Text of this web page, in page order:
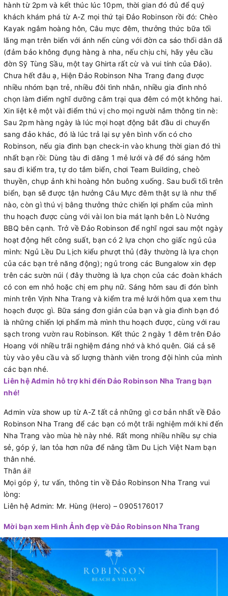
hành từ 2pm và kết thúc lúc 10pm, thời gian đó đủ để quý
khách khám phá từ A-Z mọi thứ tại Đảo Robinson rồi đó: Chèo
Kayak ngắm hoàng hôn, Câu mực đêm, thưởng thức bữa tối
lãng mạn trên biển với ánh nến cùng với đờn ca sáo thổi dân dã
(đảm bảo không đụng hàng à nha, nếu chịu chi, hãy yêu cầu
đờn Sỹ Tùng Sầu, một tay Ghirta rất cừ và vui tính của Đảo).
Chưa hết đâu ạ, Hiện Đảo Robinson Nha Trang đang được
nhiều nhóm bạn trẻ, nhiều đôi tình nhân, nhiều gia đình nhỏ
chọn làm điểm nghĩ dưỡng cắm trại qua đêm có một không hai.
Xin liệt kê một vài điểm thú vị cho mọi người nắm thông tin nè:
Sau 2pm hàng ngày là lúc mọi hoạt động bắt đầu di chuyển
sang đảo khác, đó là lúc trả lại sự yên bình vốn có cho
Robinson, nếu gia đình bạn check-in vào khung thời gian đó thì
nhất bạn rồi: Dùng tàu đi dăng 1 mẻ lưới và để đó sáng hôm
sau đi kiểm tra, tự do tắm biển, chơi Team Building, cheò
thuyền, chụp ảnh khi hoàng hôn buông xuống. Sau buổi tối trên
biển, bạn sẽ được tận hưởng Câu Mực đêm thật sự là như thế
nào, còn gì thú vị bằng thưởng thức chiến lợi phẩm của mình
thu hoạch được cùng với vài lon bia mát lạnh bên Lò Nướng
BBQ bên cạnh. Trở về Đảo Robinson để nghĩ ngơi sau một ngày
hoạt động hết công suất, bạn có 2 lựa chọn cho giấc ngủ của
mình: Ngủ Lều Du Lịch kiểu phượt thủ (đây thường là lựa chọn
của các bạn trẻ năng động); ngủ trong các Bungalow xin đẹp
trên các sườn núi ( đây thường là lựa chọn của các đoàn khách
có con em nhỏ hoặc chị em phụ nữ. Sáng hôm sau đi đón bình
minh trên Vịnh Nha Trang và kiểm tra mẻ lưới hôm qua xem thu
hoạch được gì. Bữa sáng đơn giản của bạn và gia đình bạn đó
là những chiến lợi phẩm mà mình thu hoạch được, cùng với rau
sạch trong vườn rau Robinson. Kết thúc 2 ngày 1 đêm trên Đảo
Hoang với nhiều trãi nghiệm đáng nhớ và khó quên. Giá cả sẽ
tùy vào yêu cầu và số lượng thành viên trong đội hình của mình
các bạn nhé.
Liên hệ Admin hỗ trợ khi đến Đảo Robinson Nha Trang bạn
nhé!
Admin vừa show up từ A-Z tất cả những gì cơ bản nhất về Đảo
Robinson Nha Trang để các bạn có một trãi nghiệm mới khi đến
Nha Trang vào mùa hè này nhé. Rất mong nhiều nhiều sự chia
sẻ, góp ý, lan tỏa hơn nữa để nâng tầm Du Lịch Việt Nam bạn
thân nhé.
Thân ái!
Mọi góp ý, tư vấn, thông tin về Đảo Robinson Nha Trang vui
lòng:
Liên hệ Admin: Mr. Hùng (Hero) – 0905176017
Mời bạn xem Hình Ảnh đẹp về Đảo Robinson Nha Trang